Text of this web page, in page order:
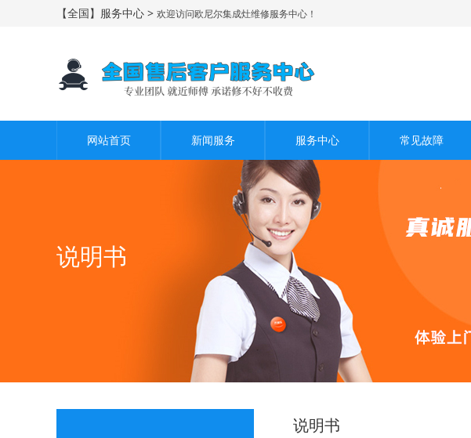
【全国】服务中心 > 欢迎访问欧尼尔集成灶维修服务中心！
网站首页 新闻服务 服务中心 常见故障
说明书
说明书